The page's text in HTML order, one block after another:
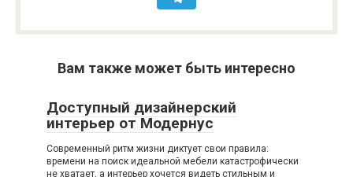
Вам также может быть интересно
Доступный дизайнерский
интерьер от Модернус
Современный ритм жизни диктует свои правила:
времени на поиск идеальной мебели катастрофически
не хватает, а интерьер хочется видеть стильным и